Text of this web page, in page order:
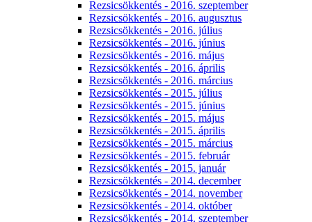
Rezsicsökkentés - 2016. szeptember
Rezsicsökkentés - 2016. augusztus
Rezsicsökkentés - 2016. július
Rezsicsökkentés - 2016. június
Rezsicsökkentés - 2016. május
Rezsicsökkentés - 2016. április
Rezsicsökkentés - 2016. március
Rezsicsökkentés - 2015. július
Rezsicsökkentés - 2015. június
Rezsicsökkentés - 2015. május
Rezsicsökkentés - 2015. április
Rezsicsökkentés - 2015. március
Rezsicsökkentés - 2015. február
Rezsicsökkentés - 2015. január
Rezsicsökkentés - 2014. december
Rezsicsökkentés - 2014. november
Rezsicsökkentés - 2014. október
Rezsicsökkentés - 2014. szeptember